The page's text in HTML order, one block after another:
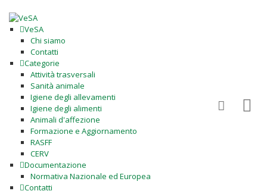
VeSA
Chi siamo
Contatti
Categorie
Attività trasversali
Sanità animale
Igiene degli allevamenti
Igiene degli alimenti
Animali d'affezione
Formazione e Aggiornamento
RASFF
CERV
Documentazione
Normativa Nazionale ed Europea
Contatti